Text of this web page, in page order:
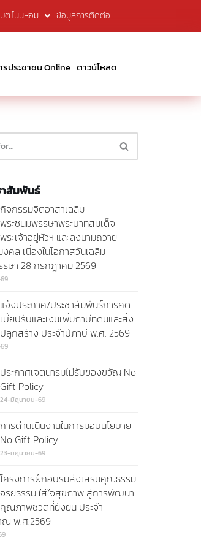
ต.โนนหอม ข้อมูลการติดต่อ
รประชาชน Online ดาวน์โหลด
สัมพันธ์
กิจกรรมจิตอาสาเฉลิม
พระชนมพรรษาพระบาทสมเด็จ
พระเจ้าอยู่หัวฯ และลงนามถวาย
คล เนื่องในโอกาสวันเฉลิม
ษา 28 กรกฎาคม 2569
แจ้งประกาศ/ประชาสัมพันธ์การคิด
เบี้ยปรับและเงินเพิ่มภาษีที่ดินและสิ่ง
ปลูกสร้าง ประจำปีภาษี พ.ศ. 2569
ประกาศเจตนารมไม่รับของขวัญ No
Gift Policy
24-มิถุนายน-69
การดำนเนินงานในการมอบนโยบาย
No Gift Policy
23-มิถุนายน-69
โครงการฝึกอบรมส่งเสริมคุณธรรม
จริยธรรม ใส่ใจสุขภาพ สู่การพัฒนา
คุณภาพชีวิตที่ยั่งยืน ประจำ
ณ พ.ศ.2569